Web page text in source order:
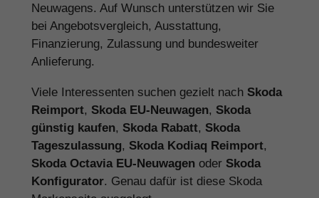
Neuwagens. Auf Wunsch unterstützen wir Sie
bei Angebotsvergleich, Ausstattung,
Finanzierung, Zulassung und bundesweiter
Anlieferung.
Viele Interessenten suchen gezielt nach Skoda
Reimport, Skoda EU-Neuwagen, Skoda
günstig kaufen, Skoda Rabatt, Skoda
Tageszulassung, Skoda Kodiaq Reimport,
Skoda Octavia EU-Neuwagen oder Skoda
Konfigurator. Genau dafür ist diese Skoda